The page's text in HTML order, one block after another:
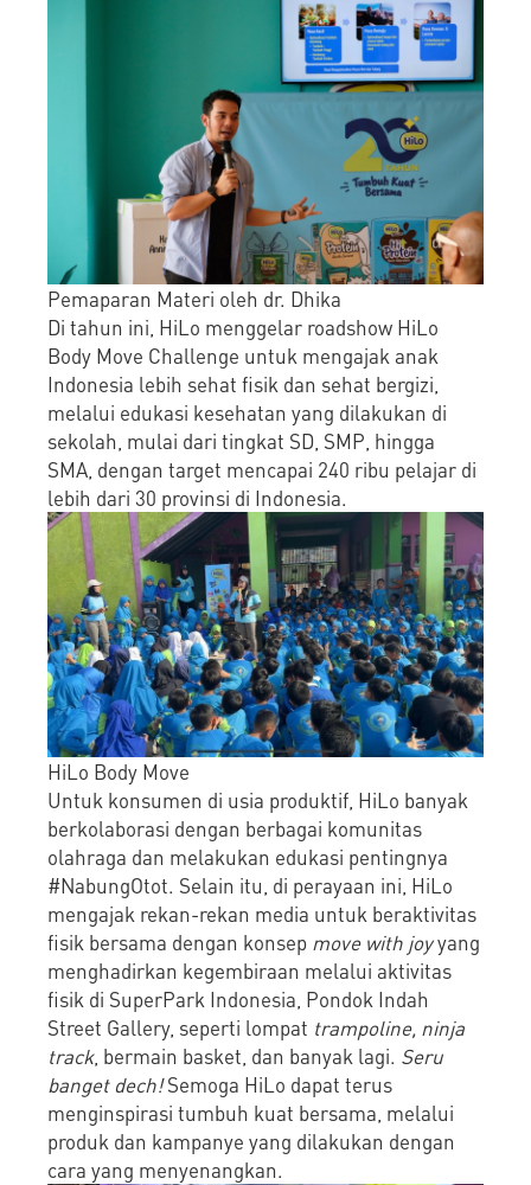
Pemaparan Materi oleh dr. Dhika
Di tahun ini, HiLo menggelar roadshow HiLo
Body Move Challenge untuk mengajak anak
Indonesia lebih sehat fisik dan sehat bergizi,
melalui edukasi kesehatan yang dilakukan di
sekolah, mulai dari tingkat SD, SMP, hingga
SMA, dengan target mencapai 240 ribu pelajar di
lebih dari 30 provinsi di Indonesia.
HiLo Body Move
Untuk konsumen di usia produktif, HiLo banyak
berkolaborasi dengan berbagai komunitas
olahraga dan melakukan edukasi pentingnya
#NabungOtot. Selain itu, di perayaan ini, HiLo
mengajak rekan-rekan media untuk beraktivitas
fisik bersama dengan konsep move with joyyang
menghadirkan kegembiraan melalui aktivitas
fisik di SuperPark Indonesia, Pondok Indah
Street Gallery, seperti lompat trampoline, ninja
track, bermain basket, dan banyak lagi. Seru
banget dech!Semoga HiLo dapat terus
menginspirasi tumbuh kuat bersama, melalui
produk dan kampanye yang dilakukan dengan
cara yang menyenangkan.